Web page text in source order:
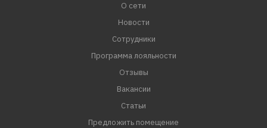
О сети
Новости
Сотрудники
Программа лояльности
Отзывы
Вакансии
Статьи
Предложить помещение